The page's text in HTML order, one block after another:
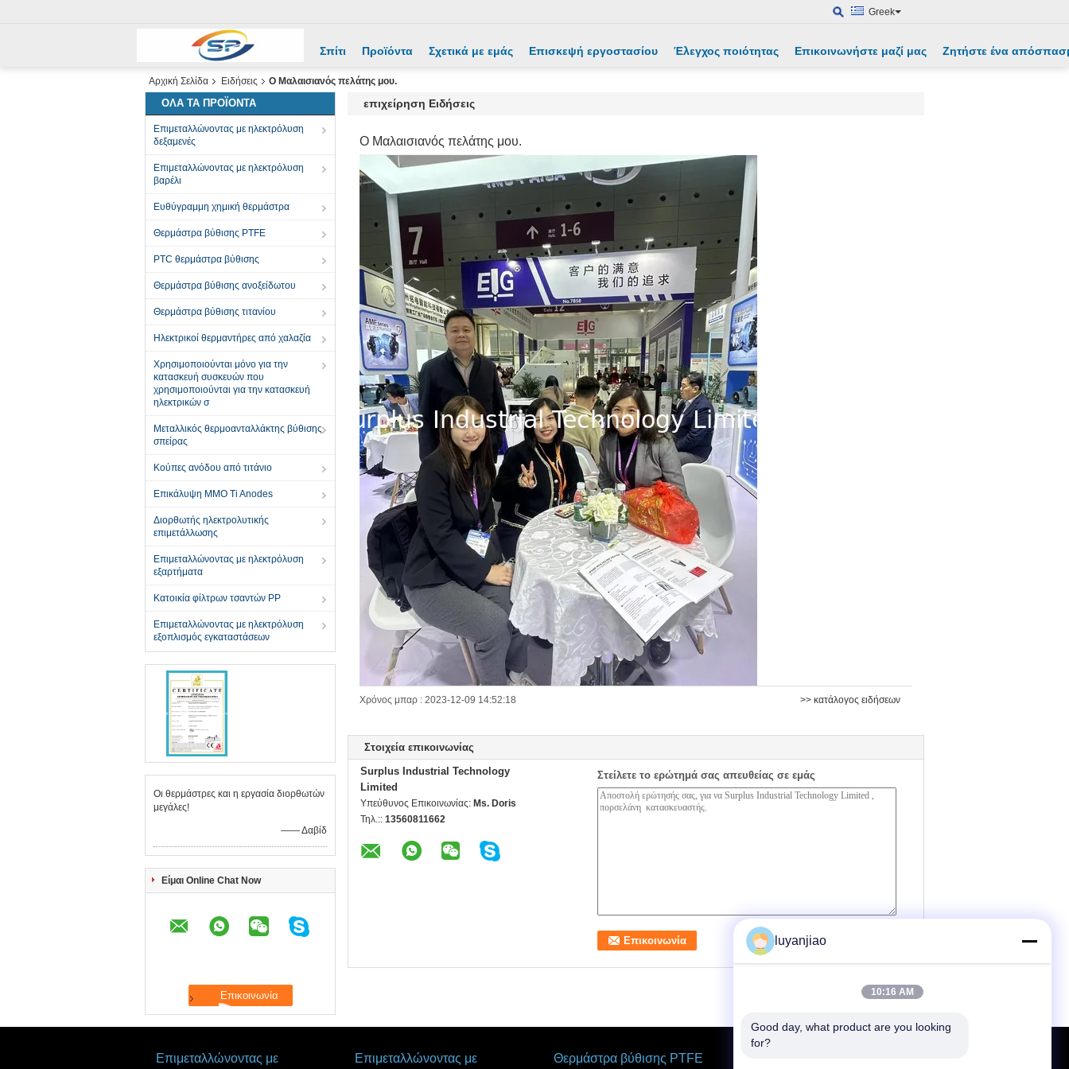
Greek
Σπίτι Προϊόντα Σχετικά με εμάς Επισκεψή εργοστασίου Έλεγχος ποιότητας Επικοινωνήστε μαζί μας Ζητήστε ένα
Αρχική Σελίδα Ειδήσεις Ο Μαλαισιανός πελάτης μου.
ΌΛΑ ΤΑ ΠΡΟΪΌΝΤΑ
Επιμεταλλώνοντας με ηλεκτρόλυση
δεξαμενές
Επιμεταλλώνοντας με ηλεκτρόλυση
βαρέλι
Ευθύγραμμη χημική θερμάστρα
Θερμάστρα βύθισης PTFE
PTC θερμάστρα βύθισης
Θερμάστρα βύθισης ανοξείδωτου
Θερμάστρα βύθισης τιτανίου
Ηλεκτρικοί θερμαντήρες από χαλαζία
Χρησιμοποιούνται μόνο για την
κατασκευή συσκευών που
χρησιμοποιούνται για την κατασκευή
ηλεκτρικών σ
Μεταλλικός θερμοανταλλάκτης βύθισης
σπείρας
Κούπες ανόδου από τιτάνιο
Επικάλυψη MMO Ti Anodes
Διορθωτής ηλεκτρολυτικής
επιμετάλλωσης
Επιμεταλλώνοντας με ηλεκτρόλυση
εξαρτήματα
Κατοικία φίλτρων τσαντών PP
Επιμεταλλώνοντας με ηλεκτρόλυση
εξοπλισμός εγκαταστάσεων
Οι θερμάστρες και η εργασία διορθωτών
μεγάλες!
—— Δαβίδ
Είμαι Online Chat Now
επιχείρηση Ειδήσεις
Ο Μαλαισιανός πελάτης μου.
Χρόνος μπαρ : 2023-12-09 14:52:18 >> κατάλογος ειδήσεων
Στοιχεία επικοινωνίας
Surplus Industrial Technology
Limited
Υπεύθυνος Επικοινωνίας: Ms. Doris
Τηλ.:: 13560811662
Στείλετε το ερώτημά σας απευθείας σε εμάς
Επιμεταλλώνοντας με Επιμεταλλώνοντας με Θερμάστρα βύθισης PTFE
luyanjiao
10:16 AM
Good day, what product are you looking
for?